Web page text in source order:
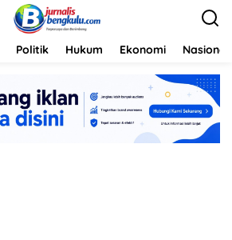
Politik Hukum Ekonomi Nasional